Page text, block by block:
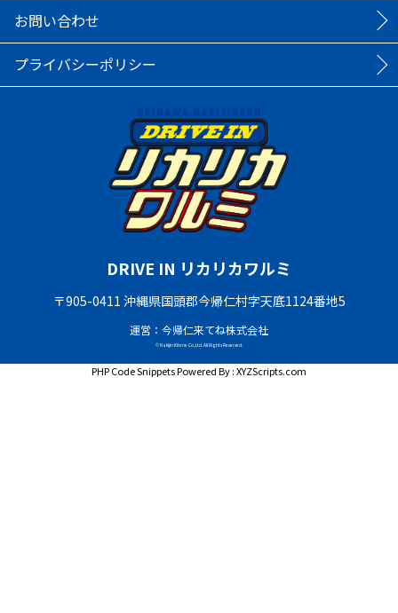
お問い合わせ
プライバシーポリシー
DRIVE IN リカリカワルミ
〒905-0411 沖縄県国頭郡今帰仁村字天底1124番地5
運営：今帰仁来てね株式会社
© Nakijin Kitene Co.,Ltd. All Rights Reserved.
PHP Code SnippetsPowered By :XYZScripts.com